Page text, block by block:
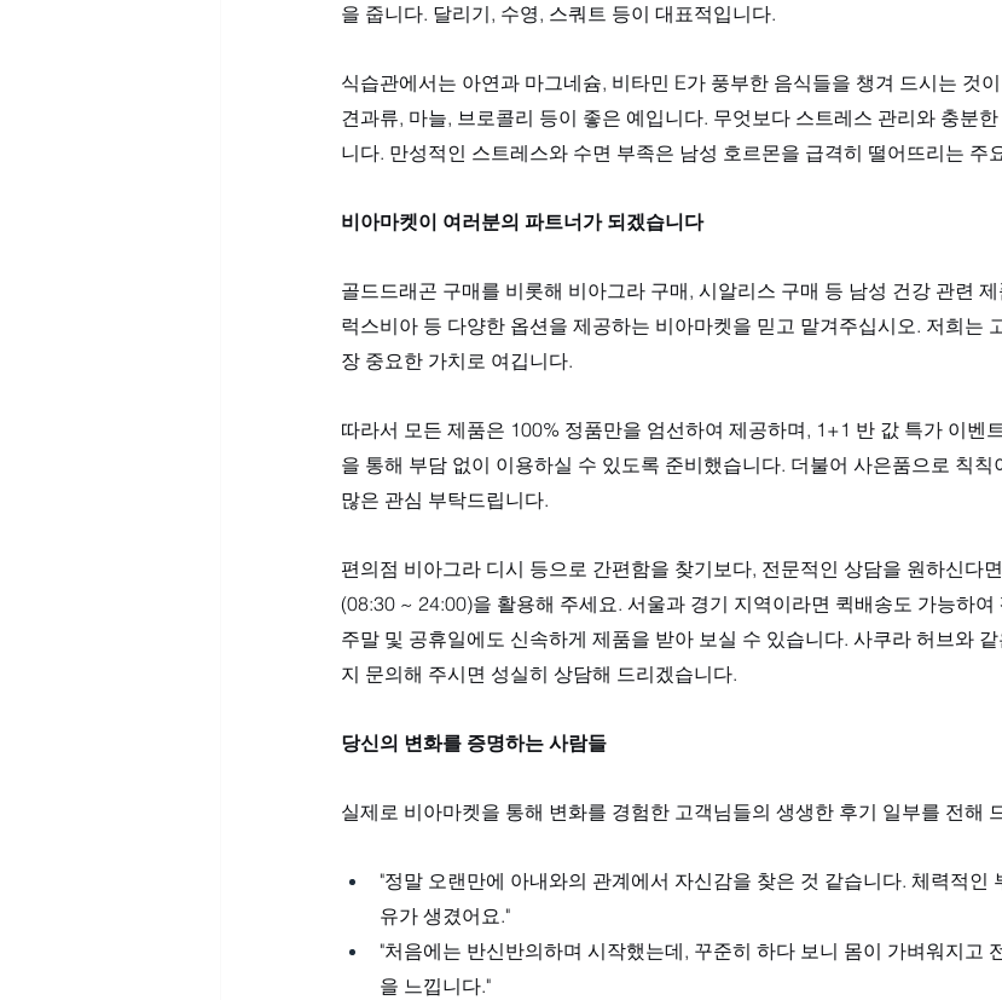
을 줍니다. 달리기, 수영, 스쿼트 등이 대표적입니다.
식습관에서는 아연과 마그네슘, 비타민 E가 풍부한 음식들을 챙겨 드시는 것
견과류, 마늘, 브로콜리 등이 좋은 예입니다. 무엇보다 스트레스 관리와 충분
니다. 만성적인 스트레스와 수면 부족은 남성 호르몬을 급격히 떨어뜨리는 주
비아마켓이 여러분의 파트너가 되겠습니다
골드드래곤 구매를 비롯해 비아그라 구매, 시알리스 구매 등 남성 건강 관련
럭스비아 등 다양한 옵션을 제공하는 비아마켓을 믿고 맡겨주십시오. 저희는
장 중요한 가치로 여깁니다.
따라서 모든 제품은 100% 정품만을 엄선하여 제공하며, 1+1 반 값 특가 이벤
을 통해 부담 없이 이용하실 수 있도록 준비했습니다. 더불어 사은품으로 칙칙
많은 관심 부탁드립니다.
편의점 비아그라 디시 등으로 간편함을 찾기보다, 전문적인 상담을 원하신다
(08:30 ~ 24:00)을 활용해 주세요. 서울과 경기 지역이라면 퀵배송도 가능하
주말 및 공휴일에도 신속하게 제품을 받아 보실 수 있습니다. 사쿠라 허브와
지 문의해 주시면 성실히 상담해 드리겠습니다.
당신의 변화를 증명하는 사람들
실제로 비아마켓을 통해 변화를 경험한 고객님들의 생생한 후기 일부를 전해
"정말 오랜만에 아내와의 관계에서 자신감을 찾은 것 같습니다. 체력적인
유가 생겼어요."
"처음에는 반신반의하며 시작했는데, 꾸준히 하다 보니 몸이 가벼워지고
을 느낍니다."